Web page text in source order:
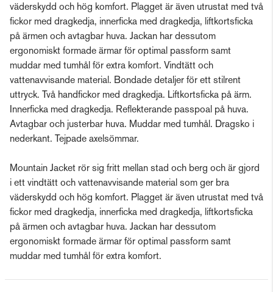
väderskydd och hög komfort. Plagget är även utrustat med två
fickor med dragkedja, innerficka med dragkedja, liftkortsficka
på ärmen och avtagbar huva. Jackan har dessutom
ergonomiskt formade ärmar för optimal passform samt
muddar med tumhål för extra komfort. Vindtätt och
vattenavvisande material. Bondade detaljer för ett stilrent
uttryck. Två handfickor med dragkedja. Liftkortsficka på ärm.
Innerficka med dragkedja. Reflekterande passpoal på huva.
Avtagbar och justerbar huva. Muddar med tumhål. Dragsko i
nederkant. Tejpade axelsömmar.
Mountain Jacket rör sig fritt mellan stad och berg och är gjord
i ett vindtätt och vattenavvisande material som ger bra
väderskydd och hög komfort. Plagget är även utrustat med två
fickor med dragkedja, innerficka med dragkedja, liftkortsficka
på ärmen och avtagbar huva. Jackan har dessutom
ergonomiskt formade ärmar för optimal passform samt
muddar med tumhål för extra komfort.